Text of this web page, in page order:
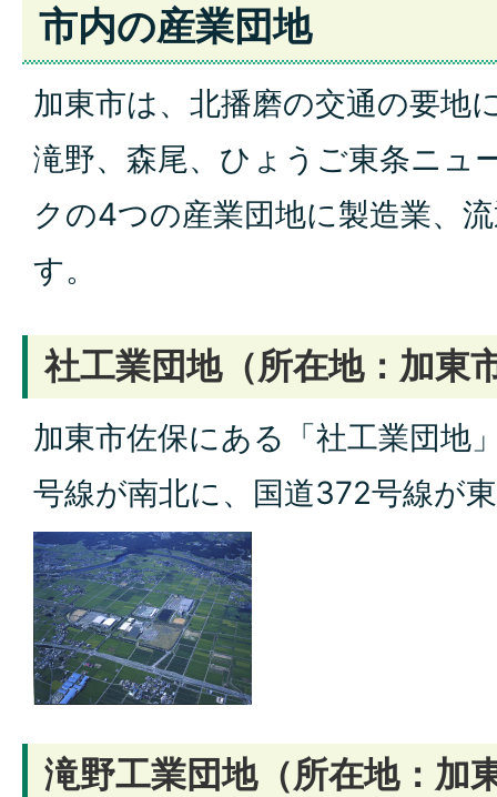
市内の産業団地
加東市は、北播磨の交通の要地
滝野、森尾、ひょうご東条ニュ
クの4つの産業団地に製造業、
す。
社工業団地（所在地：加東
加東市佐保にある「社工業団地
号線が南北に、国道372号線が
滝野工業団地（所在地：加